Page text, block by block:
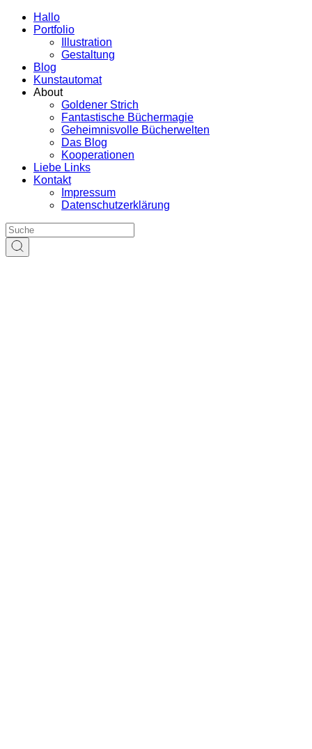
Hallo
Portfolio
Illustration
Gestaltung
Blog
Kunstautomat
About
Goldener Strich
Fantastische Büchermagie
Geheimnisvolle Bücherwelten
Das Blog
Kooperationen
Liebe Links
Kontakt
Impressum
Datenschutzerklärung